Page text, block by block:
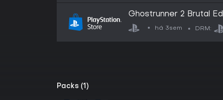
Ghostrunner 2 Brutal
há 3sem DRM:
Packs (1)